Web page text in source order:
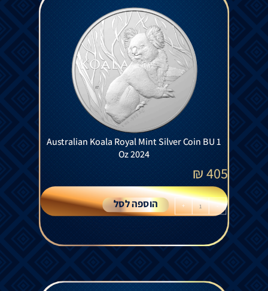
Australian Koala Royal Mint Silver Coin BU 1
Oz 2024
405
₪
-
+ הוספה לסל